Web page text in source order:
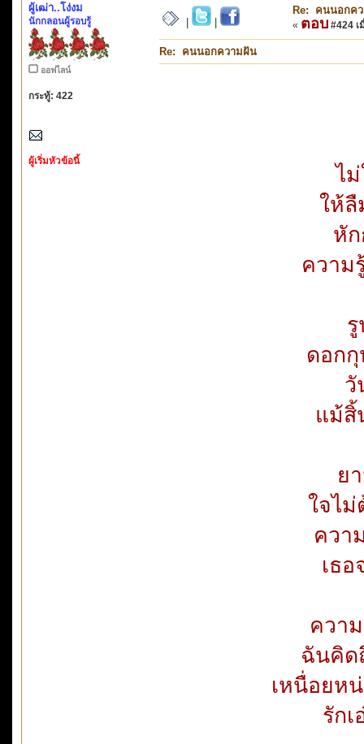
ผู้เฒ่า..โง่งม
นักกลอนผู้รอบรู้
ออฟไลน์
กระทู้: 422
ผู้เริ่มหัวข้อนี้
Re: คนนอกค
« ตอบ #424 เ
Re: คนนอกความฝัน
ไ
ให้
หัก
ความ
รู
ดอกกุ
วั
แม้สิ้
ย
ใจไ
ควา
เธ
ควา
ฉันคิด
เหนื่อยห
รัก